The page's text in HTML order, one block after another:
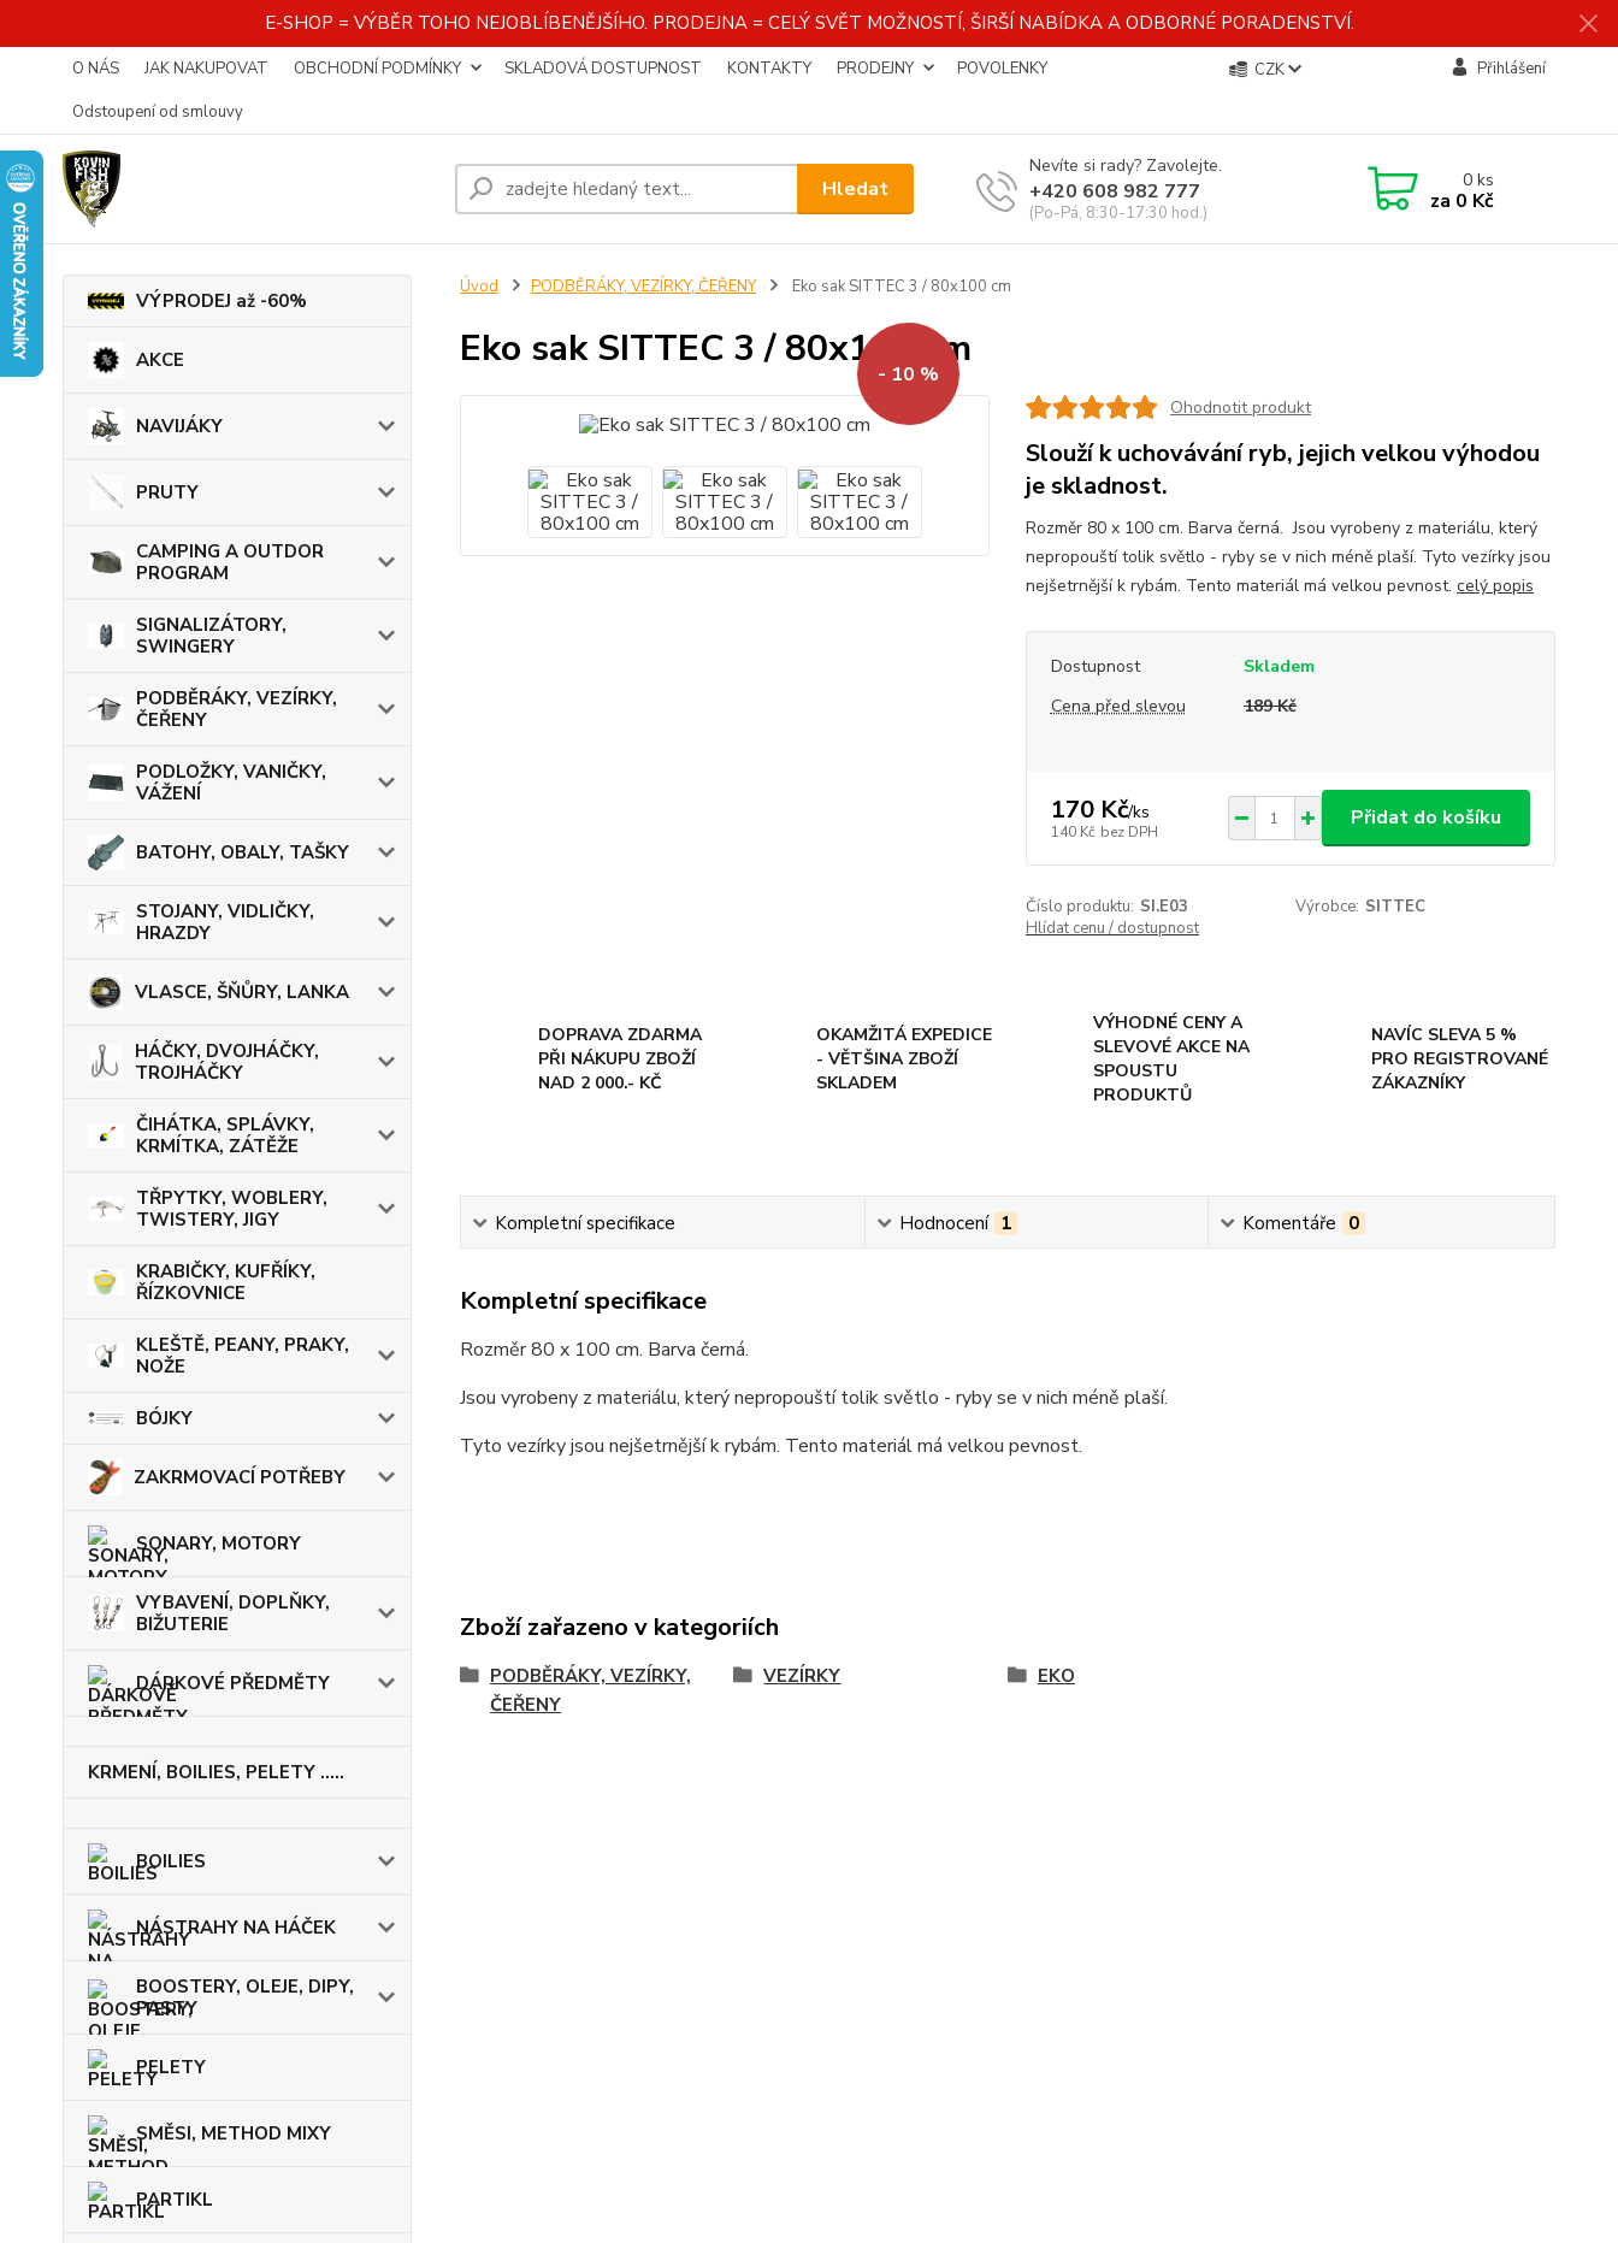
E-SHOP = VÝBĚR TOHO NEJOBLÍBENĚJŠÍHO. PRODEJNA = CELÝ SVĚT MOŽNOSTÍ, ŠIRŠÍ NABÍDKA A ODBORNÉ PORADENSTVÍ.
O NÁS JAK NAKUPOVAT OBCHODNÍ PODMÍNKY SKLADOVÁ DOSTUPNOST KONTAKTY PRODEJNY
POVOLENKY
Odstoupení od smlouvy
CZK Přihlášení
Hledat
Nevíte si rady? Zavolejte.
+420 608 982 777
(Po-Pá, 8:30-17:30 hod.)
0ks
za 0 Kč
VÝPRODEJ až -60%
AKCE
NAVIJÁKY
PRUTY
CAMPING A OUTDOR
PROGRAM
SIGNALIZÁTORY,
SWINGERY
PODBĚRÁKY, VEZÍRKY,
ČEŘENY
PODLOŽKY, VANIČKY,
VÁŽENÍ
BATOHY, OBALY, TAŠKY
STOJANY, VIDLIČKY,
HRAZDY
VLASCE, ŠŇŮRY, LANKA
HÁČKY, DVOJHÁČKY,
TROJHÁČKY
ČIHÁTKA, SPLÁVKY,
KRMÍTKA, ZÁTĚŽE
TŘPYTKY, WOBLERY,
TWISTERY, JIGY
KRABIČKY, KUFŘÍKY,
ŘÍZKOVNICE
KLEŠTĚ, PEANY, PRAKY,
NOŽE
BÓJKY
ZAKRMOVACÍ POTŘEBY
SONARY, MOTORY
VYBAVENÍ, DOPLŇKY,
BIŽUTERIE
DÁRKOVÉ PŘEDMĚTY
KRMENÍ, BOILIES, PELETY .....
BOILIES
NÁSTRAHY NA HÁČEK
BOOSTERY, OLEJE, DIPY,
PASTY
PELETY
SMĚSI, METHOD MIXY
PARTIKL
Úvod PODBĚRÁKY, VEZÍRKY, ČEŘENY Eko sak SITTEC 3 / 80x100 cm
Eko sak SITTEC 3 / 80x100 cm
- 10 %
Ohodnotit produkt
Slouží k uchovávání ryb, jejich velkou výhodou
je skladnost.
Rozměr 80 x 100 cm. Barva černá. Jsou vyrobeny z materiálu, který
nepropouští tolik světlo - ryby se v nich méně plaší. Tyto vezírky jsou
nejšetrnější k rybám. Tento materiál má velkou pevnost. celý popis
Dostupnost
Skladem
Cena před slevou
189 Kč
170 Kč/ks
140 Kč bez DPH
Přidat do košíku
Číslo produktu: SI.E03 Výrobce: SITTEC
Hlídat cenu / dostupnost
DOPRAVA ZDARMA
PŘI NÁKUPU ZBOŽÍ
NAD 2 000.- KČ
OKAMŽITÁ EXPEDICE
- VĚTŠINA ZBOŽÍ
SKLADEM
VÝHODNÉ CENY A
SLEVOVÉ AKCE NA
SPOUSTU
PRODUKTŮ
NAVÍC SLEVA 5 %
PRO REGISTROVANÉ
ZÁKAZNÍKY
Kompletní specifikace Hodnocení 1 Komentáře 0
Kompletní specifikace
Rozměr 80 x 100 cm. Barva černá.
Jsou vyrobeny z materiálu, který nepropouští tolik světlo - ryby se v nich méně plaší.
Tyto vezírky jsou nejšetrnější k rybám. Tento materiál má velkou pevnost.
Zboží zařazeno v kategoriích
PODBĚRÁKY, VEZÍRKY,
ČEŘENY
VEZÍRKY EKO